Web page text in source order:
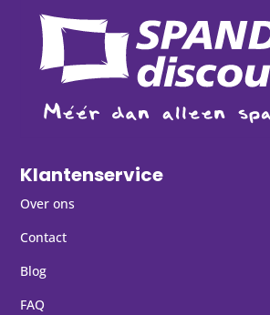
Klantenservice
Over ons
Contact
Blog
FAQ